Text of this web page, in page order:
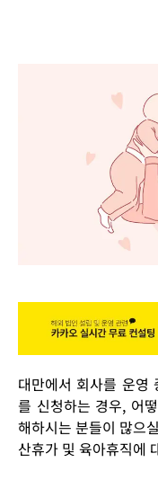
대만에서 회사를 운영
를 신청하는 경우, 어
해하시는 분들이 많으
산휴가 및 육아휴직에